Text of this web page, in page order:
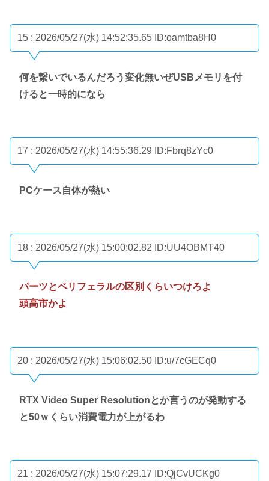
15 : 2026/05/27(水) 14:52:35.65 ID:oamtba8H0
何を繋いでいるんだろう変化無いぜUSBメモリを付
けると一時的になら
17 : 2026/05/27(水) 14:55:36.29 ID:Fbrq8zYc0
PCケース自体が熱い
18 : 2026/05/27(水) 15:00:02.82 ID:UU4OBMT40
パーツとペリフェラルの区別くらいつけろよ
頭高市かよ
20 : 2026/05/27(水) 15:06:02.50 ID:u/7cGECq0
RTX Video Super Resolutionとか言うのが発動する
と50ｗくらい消費電力が上がるわ
21 : 2026/05/27(水) 15:07:29.17 ID:QjCvUCKg0